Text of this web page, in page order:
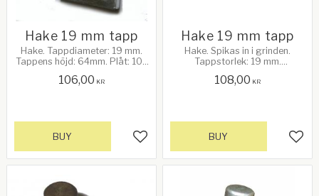
Hake 19 mm tapp
Hake. Tappdiameter: 19 mm.
Tappens höjd: 64mm. Plåt: 102
platta till C/C tapp: 67 mm.
106,00 KR
Add to favorites
BUY
Hake 19 mm tapp
Hake. Spikas in i grinden.
Tappstorlek: 19 mm.
108,00 KR
BUY